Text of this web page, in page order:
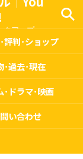
クアップ
評判･ショップ
･過去･現在
･ドラマ･映画
い合わせ